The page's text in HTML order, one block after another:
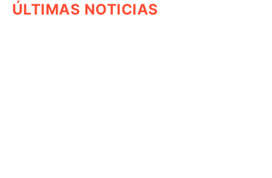
ÚLTIMAS NOTICIAS